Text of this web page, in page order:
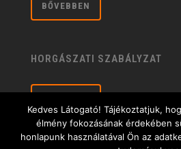
BŐVEBBEN
HORGÁSZATI SZABÁLYZAT
Kedves Látogató! Tájékoztatjuk,
élmény fokozásának érdekében
honlapunk használatával Ön az